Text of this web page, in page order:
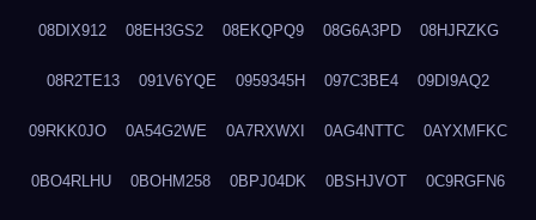
08DIX912 08EH3GS2 08EKQPQ9 08G6A3PD 08HJRZKG
08R2TE13 091V6YQE 0959345H 097C3BE4 09DI9AQ2
09RKK0JO 0A54G2WE 0A7RXWXI 0AG4NTTC 0AYXMFKC
0BO4RLHU 0BOHM258 0BPJ04DK 0BSHJVOT 0C9RGFN6